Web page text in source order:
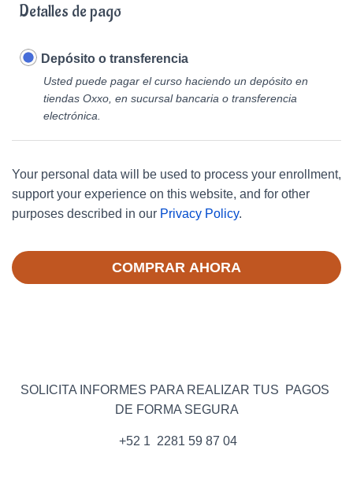
Detalles de pago
Depósito o transferencia
Usted puede pagar el curso haciendo un depósito en
tiendas Oxxo, en sucursal bancaria o transferencia
electrónica.
Your personal data will be used to process your enrollment,
support your experience on this website, and for other
purposes described in our Privacy Policy.
COMPRAR AHORA
SOLICITA INFORMES PARA REALIZAR TUS PAGOS
DE FORMA SEGURA
+52 1 2281 59 87 04